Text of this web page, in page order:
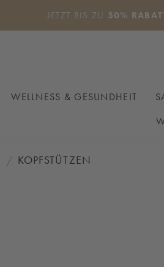
JETZT BIS ZU 50%
WELLNESS & GESUNDHEIT
KOPFSTÜTZEN